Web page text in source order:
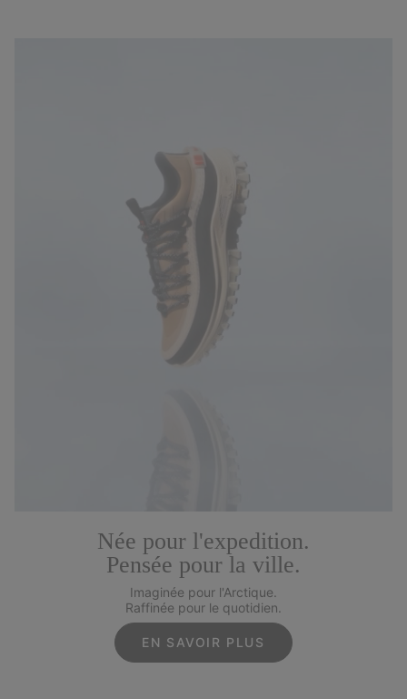
Née pour l'expedition.
Pensée pour la ville.
Imaginée pour l'Arctique.
Raffinée pour le quotidien.
EN SAVOIR PLUS